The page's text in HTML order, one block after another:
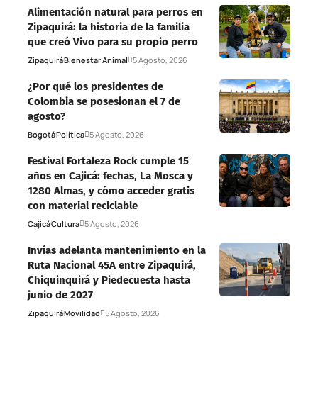
Alimentación natural para perros en
Zipaquirá: la historia de la familia
que creó Vivo para su propio perro
ZipaquiráBienestar Animal 5 Agosto, 2026
¿Por qué los presidentes de
Colombia se posesionan el 7 de
agosto?
BogotáPolítica 5 Agosto, 2026
Festival Fortaleza Rock cumple 15
años en Cajicá: fechas, La Mosca y
1280 Almas, y cómo acceder gratis
con material reciclable
CajicáCultura 5 Agosto, 2026
Invías adelanta mantenimiento en la
Ruta Nacional 45A entre Zipaquirá,
Chiquinquirá y Piedecuesta hasta
junio de 2027
ZipaquiráMovilidad 5 Agosto, 2026